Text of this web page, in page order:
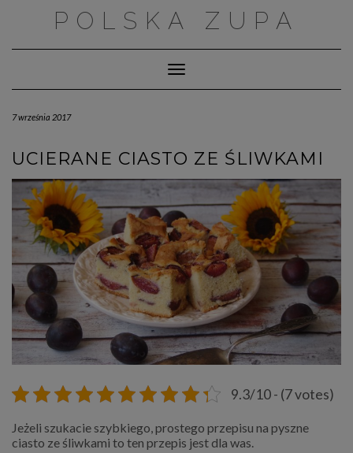
POLSKA ZUPA
Toggle Navigation
7 września 2017
UCIERANE CIASTO ZE ŚLIWKAMI
9.3/10 - (7 votes)
Jeżeli szukacie szybkiego, prostego przepisu na pyszne
ciasto ze śliwkami to ten przepis jest dla was.